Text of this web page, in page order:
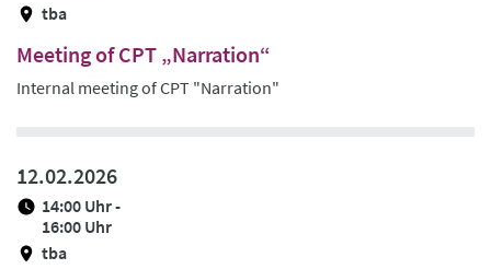
tba
Meeting of CPT „Narration“
Internal meeting of CPT "Narration"
12.02.2026
14:00 Uhr -
16:00 Uhr
tba